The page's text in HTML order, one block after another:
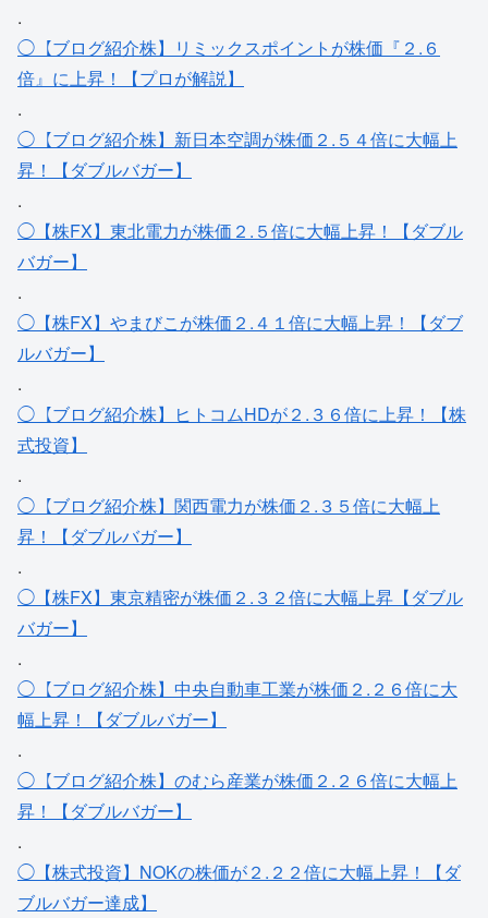
.
◯【ブログ紹介株】リミックスポイントが株価『２.６
倍』に上昇！【プロが解説】
.
◯【ブログ紹介株】新日本空調が株価２.５４倍に大幅上
昇！【ダブルバガー】
.
◯【株FX】東北電力が株価２.５倍に大幅上昇！【ダブル
バガー】
.
◯【株FX】やまびこが株価２.４１倍に大幅上昇！【ダブ
ルバガー】
.
◯【ブログ紹介株】ヒトコムHDが２.３６倍に上昇！【株
式投資】
.
◯【ブログ紹介株】関西電力が株価２.３５倍に大幅上
昇！【ダブルバガー】
.
◯【株FX】東京精密が株価２.３２倍に大幅上昇【ダブル
バガー】
.
◯【ブログ紹介株】中央自動車工業が株価２.２６倍に大
幅上昇！【ダブルバガー】
.
◯【ブログ紹介株】のむら産業が株価２.２６倍に大幅上
昇！【ダブルバガー】
.
◯【株式投資】NOKの株価が２.２２倍に大幅上昇！【ダ
ブルバガー達成】